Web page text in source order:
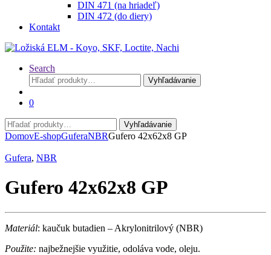
DIN 471 (na hriadeľ)
DIN 472 (do diery)
Kontakt
Search
Hľadať:
Vyhľadávanie
0
Hľadať:
Vyhľadávanie
DomovE-shopGuferaNBRGufero 42x62x8 GP
Gufera, NBR
Gufero 42x62x8 GP
Materiál: kaučuk butadien – Akrylonitrilový (NBR)
Použite: najbežnejšie využitie, odoláva vode, oleju.